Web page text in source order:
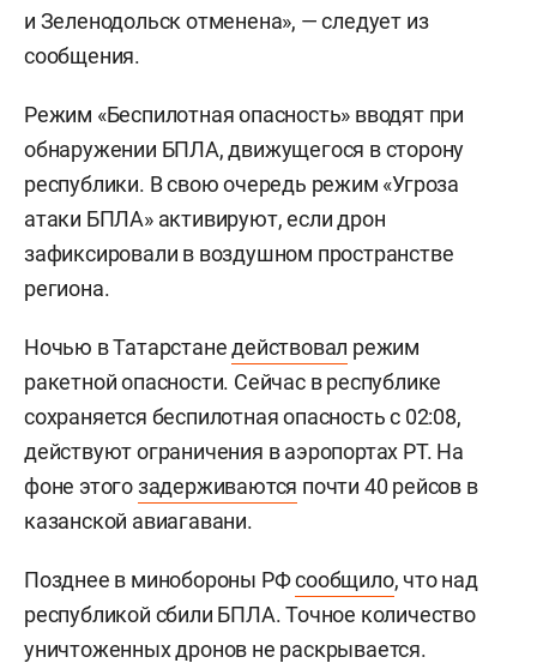
и Зеленодольск отменена», — следует из
сообщения.
Режим «Беспилотная опасность» вводят при
обнаружении БПЛА, движущегося в сторону
республики. В свою очередь режим «Угроза
атаки БПЛА» активируют, если дрон
зафиксировали в воздушном пространстве
региона.
Ночью в Татарстанедействовал режим
ракетной опасности. Сейчас в республике
сохраняется беспилотная опасность с 02:08,
действуют ограничения в аэропортах РТ. На
фоне этогозадерживаются почти 40 рейсов в
казанской авиагавани.
Позднее в минобороны РФсообщило, что над
республикой сбили БПЛА. Точное количество
уничтоженных дронов не раскрывается.